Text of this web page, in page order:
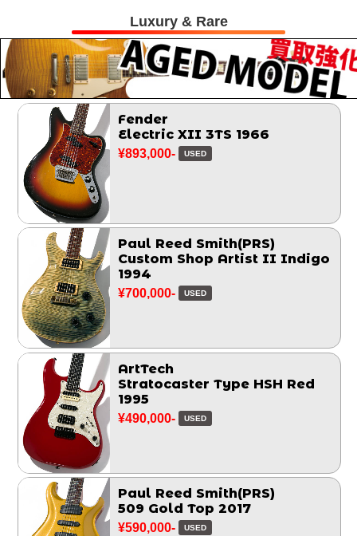
Luxury & Rare
Fender
Electric XII 3TS 1966
¥893,000- USED
Paul Reed Smith(PRS)
Custom Shop Artist II Indigo
1994
¥700,000- USED
ArtTech
Stratocaster Type HSH Red
1995
¥490,000- USED
Paul Reed Smith(PRS)
509 Gold Top 2017
¥590,000- USED